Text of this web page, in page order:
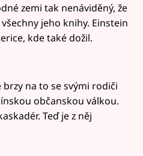
zemi tak nenáviděný, že
jeho knihy. Einstein
kde také dožil.
brzy na to se svými rodiči
občanskou válkou.
Teď je z něj